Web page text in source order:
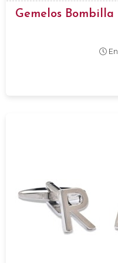
Gemelos Bombilla